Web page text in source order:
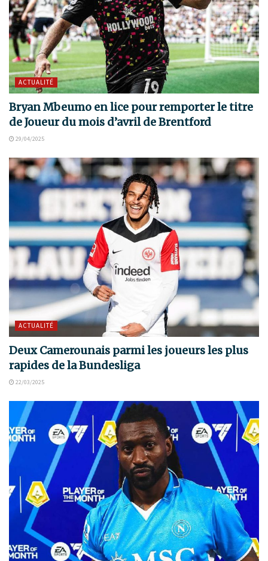
ACTUALITÉ
Bryan Mbeumo en lice pour remporter le titre
de Joueur du mois d’avril de Brentford
29/04/2025
ACTUALITÉ
Deux Camerounais parmi les joueurs les plus
rapides de la Bundesliga
22/03/2025